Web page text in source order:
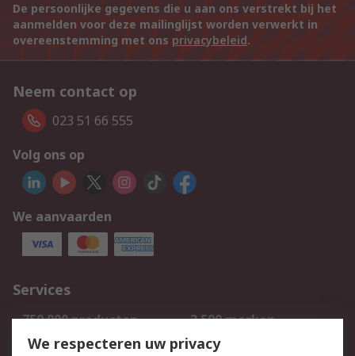
De persoonlijke gegevens die u aan ons verstrekt bij het
aanmelden voor deze mailinglijst worden verwerkt in
overeenstemming met ons privacybeleid.
Neem contact op
023 51 66 555
Volg ons op
We aanvaarden
Services
750.000 producten
2.500 merken
Bestellen
Inkoopoplossingen
We respecteren uw privacy